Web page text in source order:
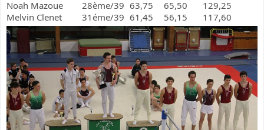
Noah Mazoue
28ème/39 63,75 65,50
129,25
Melvin Clenet
31éme/39 61,45 56,15 117,60